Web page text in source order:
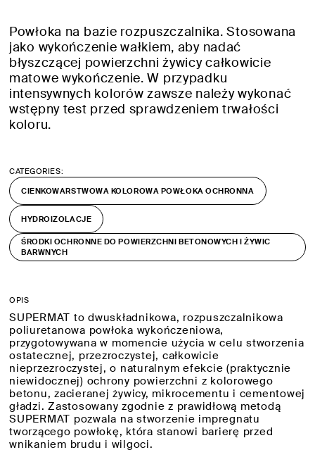
Powłoka na bazie rozpuszczalnika. Stosowana
jako wykończenie wałkiem, aby nadać
błyszczącej powierzchni żywicy całkowicie
matowe wykończenie. W przypadku
intensywnych kolorów zawsze należy wykonać
wstępny test przed sprawdzeniem trwałości
koloru.
CATEGORIES:
CIENKOWARSTWOWA KOLOROWA POWŁOKA OCHRONNA
HYDROIZOLACJE
ŚRODKI OCHRONNE DO POWIERZCHNI BETONOWYCH I ŻYWIC
BARWNYCH
OPIS
SUPERMAT to dwuskładnikowa, rozpuszczalnikowa
poliuretanowa powłoka wykończeniowa,
przygotowywana w momencie użycia w celu stworzenia
ostatecznej, przezroczystej, całkowicie
nieprzezroczystej, o naturalnym efekcie (praktycznie
niewidocznej) ochrony powierzchni z kolorowego
betonu, zacieranej żywicy, mikrocementu i cementowej
gładzi. Zastosowany zgodnie z prawidłową metodą
SUPERMAT pozwala na stworzenie impregnatu
tworzącego powłokę, która stanowi barierę przed
wnikaniem brudu i wilgoci.